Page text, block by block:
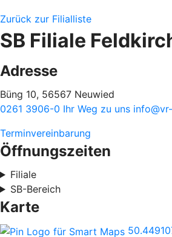
Zurück zur Filialliste
SB Filiale
Adresse
Büng 10, 56567 Neuwied
0261 3906-0 Ihr Weg zu uns
Terminvereinbarung
Öffnungszeiten
Filiale
SB-Bereich
Karte